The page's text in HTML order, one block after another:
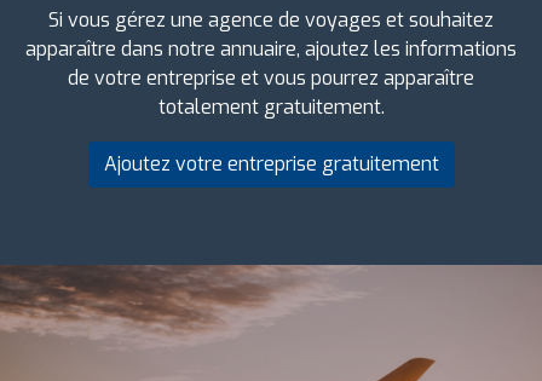
Si vous gérez une agence de voyages et souhaitez
apparaître dans notre annuaire, ajoutez les informations
de votre entreprise et vous pourrez apparaître
totalement gratuitement.
Ajoutez votre entreprise gratuitement